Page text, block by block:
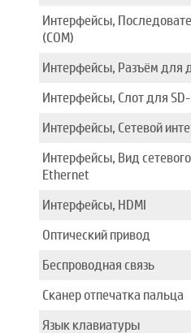
Интерфейсы,
(COM)
Интерфейсы, Разъём для
Интерфейсы, Слот для
Интерфейсы, Сетевой
Интерфейсы, Вид
Ethernet
Интерфейсы, HDMI
Оптический привод
Беспроводная связь
Сканер отпечатка пальца
Язык клавиатуры